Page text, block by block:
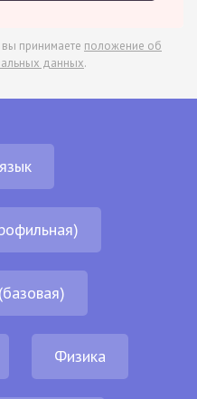
принимаете положение об
данных.
Физика